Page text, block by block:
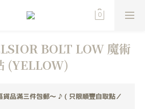
BOLT LOW 魔術
(YELLOW)
貨品滿三件包郵～ ♪ ( 只限順豐自取點／